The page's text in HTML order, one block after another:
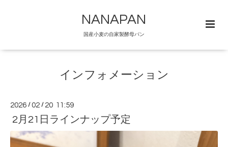
NANAPAN
国産小麦の自家製酵母パン
インフォメーション
2026 /02 / 20 11:59
2月21日ラインナップ予定